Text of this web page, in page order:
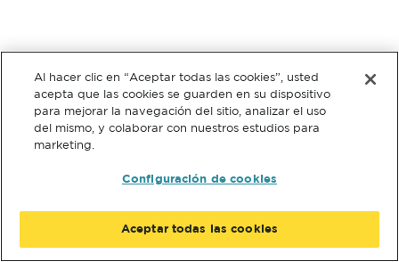
Al hacer clic en “Aceptar todas las cookies”, usted
acepta que las cookies se guarden en su dispositivo
para mejorar la navegación del sitio, analizar el uso
del mismo, y colaborar con nuestros estudios para
marketing.
Configuración de cookies
Aceptar todas las cookies